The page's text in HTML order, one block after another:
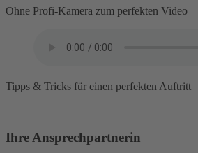
Ohne Profi-Kamera zum perfekten Video
Tipps & Tricks für einen perfekten Auftritt
Ihre Ansprechpartnerin